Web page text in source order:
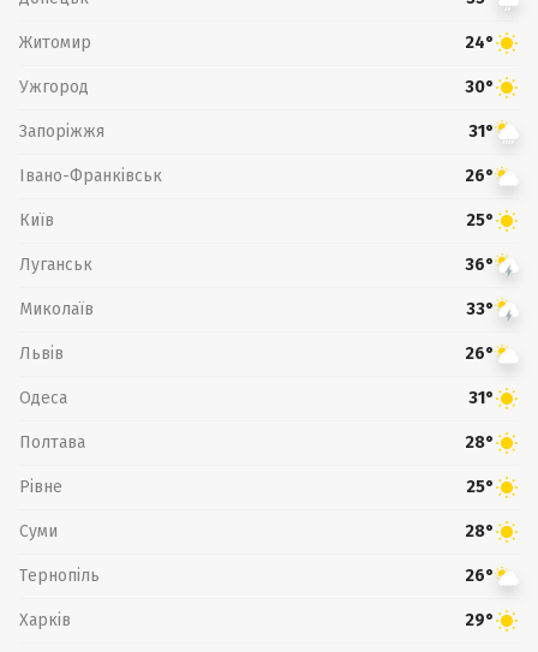
Житомир 24°
Ужгород 30°
Запоріжжя 31°
Івано-Франківськ 26°
Київ 25°
Луганськ 36°
Миколаїв 33°
Львів 26°
Одеса 31°
Полтава 28°
Рівне 25°
Суми 28°
Тернопіль 26°
Харків 29°